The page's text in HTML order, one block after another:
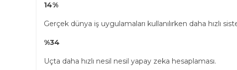
14%
Gerçek dünya iş uygulamaları kullanılırken daha hızlı
%34
Uçta daha hızlı nesil nesil yapay zeka hesaplaması.